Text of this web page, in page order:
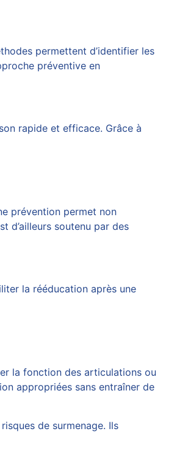
permettent d’identifier les
préventive en
rapide et efficace. Grâce à
prévention permet non
d’ailleurs soutenu par des
la rééducation après une
la fonction des articulations ou
appropriées sans entraîner de
de surmenage. Ils